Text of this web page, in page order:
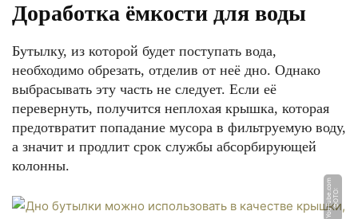
Доработка ёмкости для воды
Бутылку, из которой будет поступать вода,
необходимо обрезать, отделив от неё дно. Однако
выбрасывать эту часть не следует. Если её
перевернуть, получится неплохая крышка, которая
предотвратит попадание мусора в фильтруемую воду,
а значит и продлит срок службы абсорбирующей
колонны.
Ф
О
Т
О:
Y
o
u
T
u
b
e.
c
o
m